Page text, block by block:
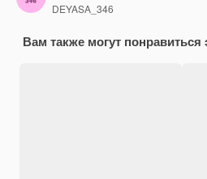
DEYASA_346
Вам также могут понравиться